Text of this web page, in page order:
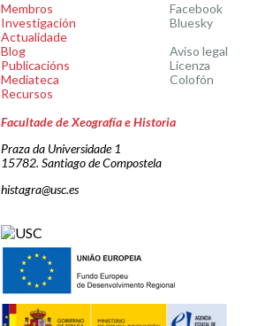
Membros
Investigación
Actualidade
Blog
Publicacións
Mediateca
Recursos
Facebook
Bluesky
Aviso legal
Licenza
Colofón
Facultade de Xeografía e Historia
Praza da Universidade 1
15782. Santiago de Compostela
histagra@usc.es